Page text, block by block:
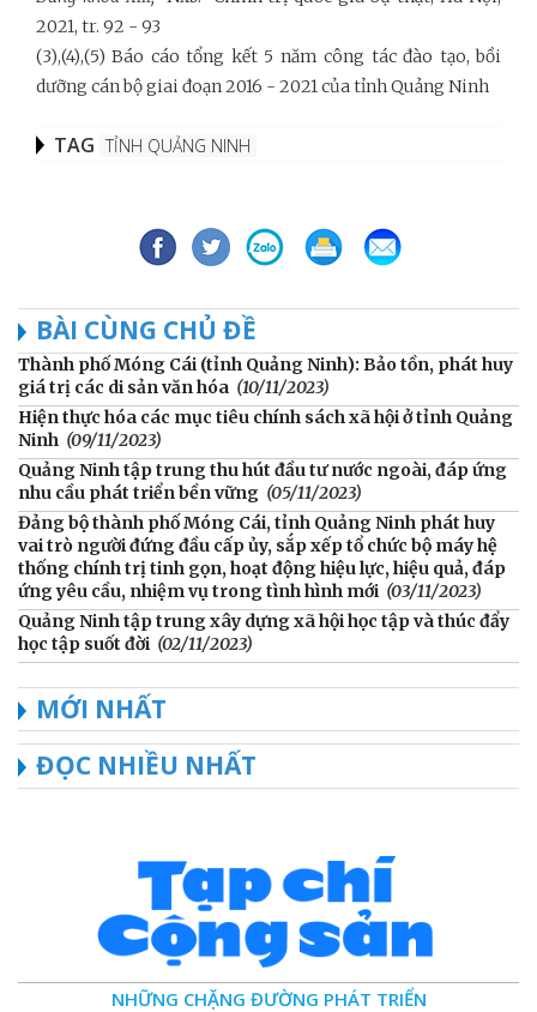
2021, tr. 92 - 93
(3),(4),(5) Báo cáo tổng kết 5 năm công tác đào tạo, bồi
dưỡng cán bộ giai đoạn 2016 - 2021 của tỉnh Quảng Ninh
TAG TỈNH QUẢNG NINH
BÀI CÙNG CHỦ ĐỀ
Thành phố Móng Cái (tỉnh Quảng Ninh): Bảo tồn, phát huy
giá trị các di sản văn hóa (10/11/2023)
Hiện thực hóa các mục tiêu chính sách xã hội ở tỉnh Quảng
Ninh (09/11/2023)
Quảng Ninh tập trung thu hút đầu tư nước ngoài, đáp ứng
nhu cầu phát triển bền vững (05/11/2023)
Đảng bộ thành phố Móng Cái, tỉnh Quảng Ninh phát huy
vai trò người đứng đầu cấp ủy, sắp xếp tổ chức bộ máy hệ
thống chính trị tinh gọn, hoạt động hiệu lực, hiệu quả, đáp
ứng yêu cầu, nhiệm vụ trong tình hình mới (03/11/2023)
Quảng Ninh tập trung xây dựng xã hội học tập và thúc đẩy
học tập suốt đời (02/11/2023)
MỚI NHẤT
ĐỌC NHIỀU NHẤT
NHỮNG CHẶNG ĐƯỜNG PHÁT TRIỂN